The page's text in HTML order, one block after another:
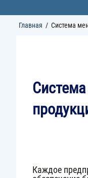
Строка
Главная Система
Каждое